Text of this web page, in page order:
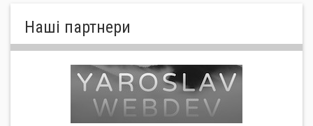
Нашi партнери